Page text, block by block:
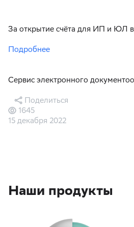
За открытие счёта для ИП и ЮЛ
Подробнее
Сервис электронного
15 декабря 2022
1645
Поделиться
Наши продукты